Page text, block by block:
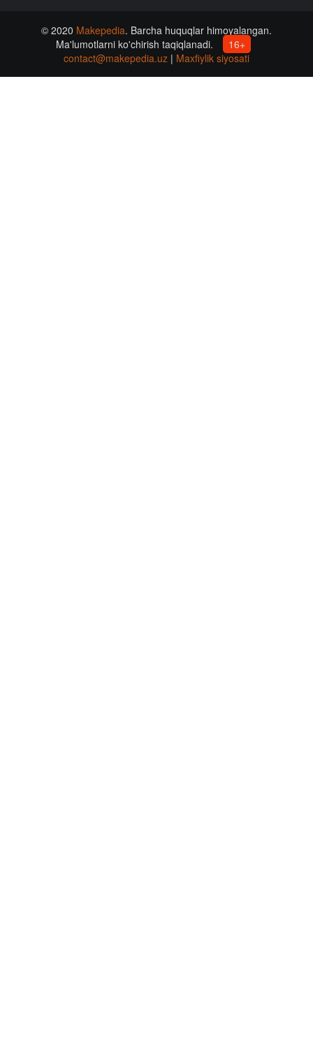
© 2020 Makepedia. Barcha huquqlar himoyalangan.
Ma'lumotlarni ko'chirish taqiqlanadi.
16+
contact@makepedia.uz | Maxfiylik siyosati